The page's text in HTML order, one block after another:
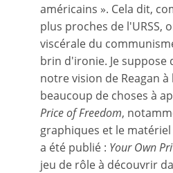
américains ». Cela dit,
plus proches de l'URSS,
viscérale du
brin d'ironie. Je suppose
notre vision de Reagan à
beaucoup de choses à
Price of Freedom,
graphiques et le
a été publié : Your Own
jeu de rôle à découvrir